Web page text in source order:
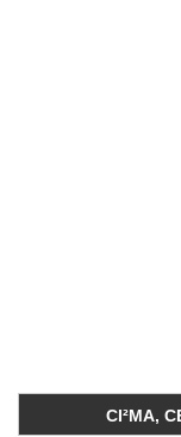
CI²MA,